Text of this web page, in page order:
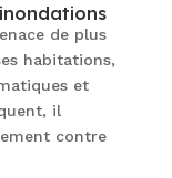
de plus
habitations,
et
il
contre